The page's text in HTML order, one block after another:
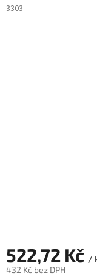
3303
522,72 Kč /
432 Kč bez DPH